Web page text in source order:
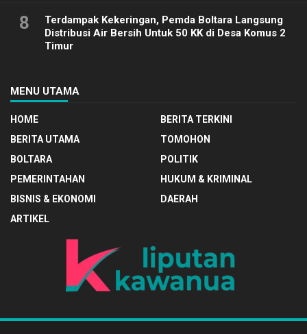
8
Terdampak Kekeringan, Pemda Boltara Langsung
Distribusi Air Bersih Untuk 50 KK di Desa Komus 2
Timur
MENU UTAMA
HOME
BERITA TERKINI
BERITA UTAMA
TOMOHON
BOLTARA
POLITIK
PEMERINTAHAN
HUKUM & KRIMINAL
BISNIS & EKONOMI
DAERAH
ARTIKEL